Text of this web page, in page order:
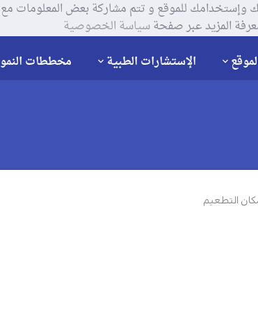
المزيد عبر صفحةسياسة الخصوصية
الإستشارات الطبية مخططات النمو
التطعيم